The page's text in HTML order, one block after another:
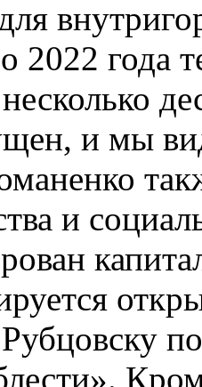
2022 года
и мы
и